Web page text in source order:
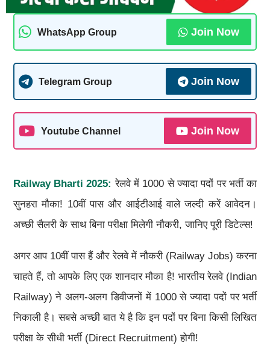
WhatsApp Group Join Now
Telegram Group Join Now
Youtube Channel Join Now
Railway Bharti 2025: रेलवे में 1000 से ज्यादा पदों पर भर्ती का
सुनहरा मौका! 10वीं पास और आईटीआई वाले जल्दी करें आवेदन।
अच्छी सैलरी के साथ बिना परीक्षा मिलेगी नौकरी, जानिए पूरी डिटेल्स!
अगर आप 10वीं पास हैं और रेलवे में नौकरी (Railway Jobs) करना
चाहते हैं, तो आपके लिए एक शानदार मौका है! भारतीय रेलवे (Indian
Railway) ने अलग-अलग डिवीजनों में 1000 से ज्यादा पदों पर भर्ती
निकाली है। सबसे अच्छी बात ये है कि इन पदों पर बिना किसी लिखित
परीक्षा के सीधी भर्ती (Direct Recruitment) होगी!